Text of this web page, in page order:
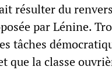
résulter du
par Lénine.
tâches
que la classe